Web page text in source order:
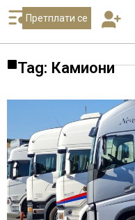
Претплати се
Tag: Камиони